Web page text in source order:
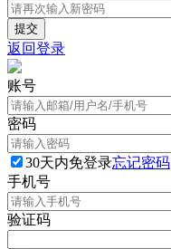
返回登录
账号
密码
30天内免登录忘记密码
手机号
验证码